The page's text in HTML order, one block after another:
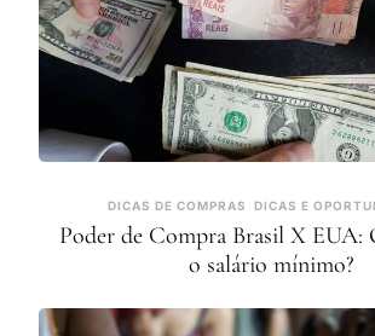
DICAS DE COMPRAS DICAS E
Poder de Compra Brasil X EUA:
o salário mínimo?